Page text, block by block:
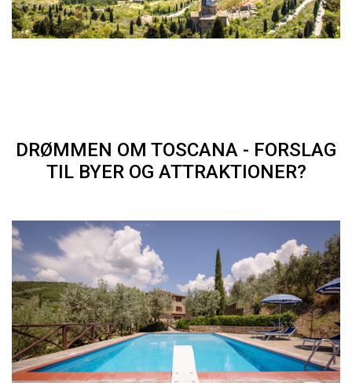
DRØMMEN OM TOSCANA - FORSLAG
TIL BYER OG ATTRAKTIONER?